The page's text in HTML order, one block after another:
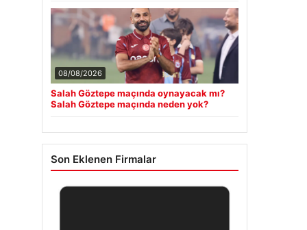
08/08/2026
Salah Göztepe maçında oynayacak mı?
Salah Göztepe maçında neden yok?
Son Eklenen Firmalar